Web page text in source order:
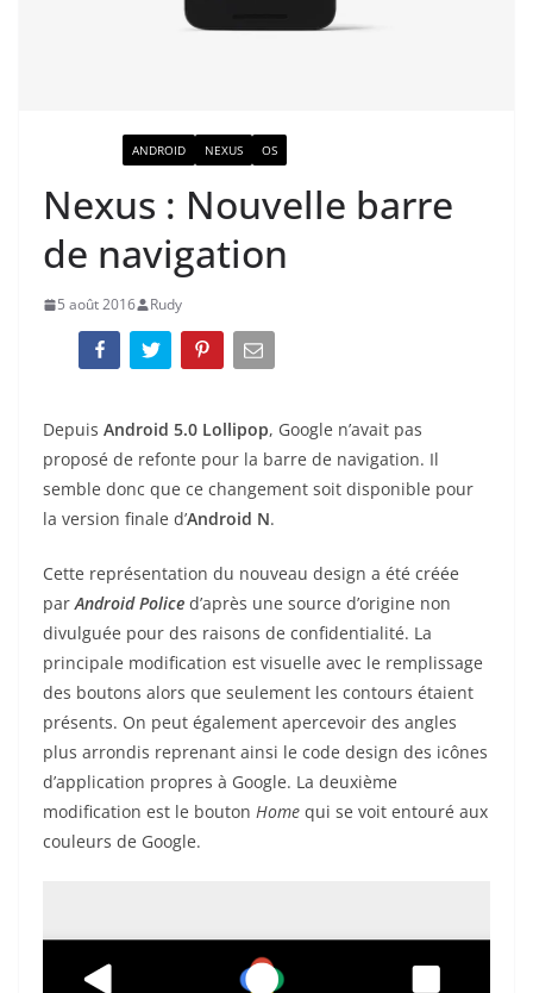
ANDROID NEXUS OS
Nexus : Nouvelle barre
de navigation
5 août 2016 Rudy
Depuis Android 5.0 Lollipop, Google n’avait pas
proposé de refonte pour la barre de navigation. Il
semble donc que ce changement soit disponible pour
la version finale d’Android N.
Cette représentation du nouveau design a été créée
par Android Police d’après une source d’origine non
divulguée pour des raisons de confidentialité. La
principale modification est visuelle avec le remplissage
des boutons alors que seulement les contours étaient
présents. On peut également apercevoir des angles
plus arrondis reprenant ainsi le code design des icônes
d’application propres à Google. La deuxième
modification est le bouton Home qui se voit entouré aux
couleurs de Google.